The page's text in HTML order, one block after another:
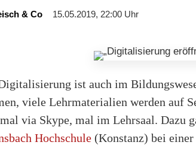
& Co 15.05.2019, 22:00 Uhr
ist auch im
viele Lehrmaterialien werden auf
via Skype, mal im Lehrsaal. Dazu
Hochschule (Konstanz) bei